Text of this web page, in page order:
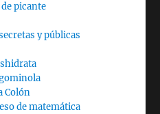
picante
y públicas
Colón
de matemática